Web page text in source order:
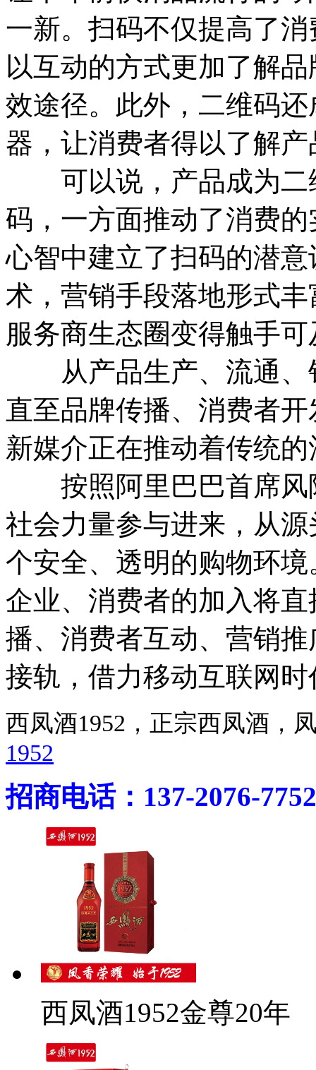
一新。扫码不仅提高了
以互动的方式更加了解
效途径。此外，二维码
器，让消费者得以了解
可以说，产品成为二
码，一方面推动了消费
心智中建立了扫码的潜
术，营销手段落地形式
服务商生态圈变得触手可
从产品生产、流通、
直至品牌传播、消费者
新媒介正在推动着传统
按照阿里巴巴首席风
社会力量参与进来，从
个安全、透明的购物环
企业、消费者的加入将
播、消费者互动、营销
接轨，借力移动互联网
西凤酒1952，正宗西凤酒
1952
招商电话：137-2076-7752
西凤酒1952金尊20年